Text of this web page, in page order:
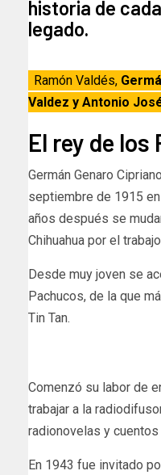
historia de
legado.
Ramón Valdés,
Valdez y Antonio
El rey de los
Germán Genaro
septiembre de 1915
años después se
Chihuahua por el
Desde muy joven se
Pachucos, de la que
Tin Tan.
Comenzó su labor de
trabajar a la
radionovelas y
En 1943 fue invitado